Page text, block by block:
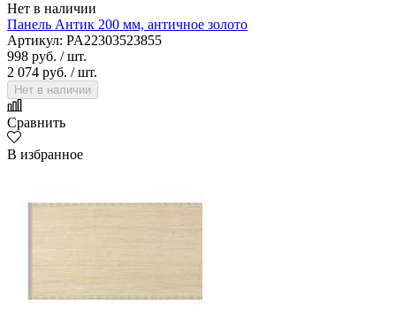
Нет в наличии
Панель Антик 200 мм, античное золото
Артикул: PA22303523855
998 руб. / шт.
2 074 руб. / шт.
Нет в наличии
Сравнить
В избранное